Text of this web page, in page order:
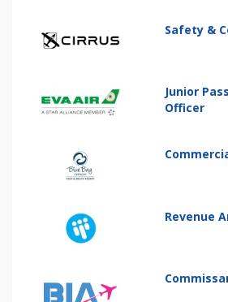
Safety &
Junior
Officer
Revenue